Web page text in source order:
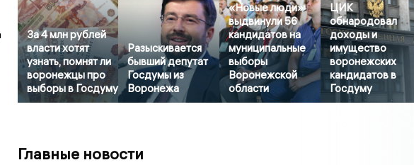
За 4 млн рублей
власти хотят
узнать, помнят ли
воронежцы про
выборы в Госдуму
Разыскивается
бывший депутат
Госдумы из
Воронежа
«Новые люди»
выдвинули 56
кандидатов на
муниципальные
выборы
Воронежской
области
ЦИК
обнародовал
доходы и
имущество
воронежских
кандидатов в
Госдуму
Главные новости